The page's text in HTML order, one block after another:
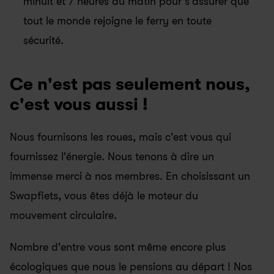
tout le monde rejoigne le ferry en toute
sécurité.
Ce n'est pas seulement nous,
c'est vous aussi !
Nous fournisons les roues, mais c'est vous qui
fournissez l'énergie. Nous tenons à dire un
immense merci à nos membres. En choisissant un
Swapfiets, vous êtes déjà le moteur du
mouvement circulaire.
Nombre d'entre vous sont même encore plus
écologiques que nous le pensions au départ ! Nos